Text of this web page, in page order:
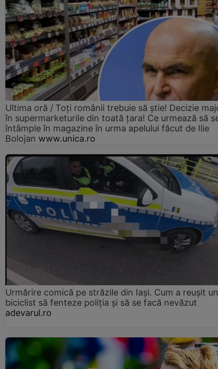
Ultima oră / Toți românii trebuie să știe! Decizie
în supermarketurile din toată țara! Ce urmează să
întâmple în magazine în urma apelului făcut de Ilie
Bolojan www.unica.ro
Urmărire comică pe străzile din Iași. Cum a reușit un
biciclist să fenteze poliția și să se facă nevăzut
adevarul.ro